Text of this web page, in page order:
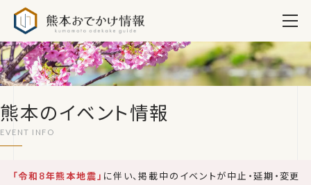
熊本のイベント情報
「令和8年熊本地震」 に伴い、掲載中のイベントが中止・延期・変更